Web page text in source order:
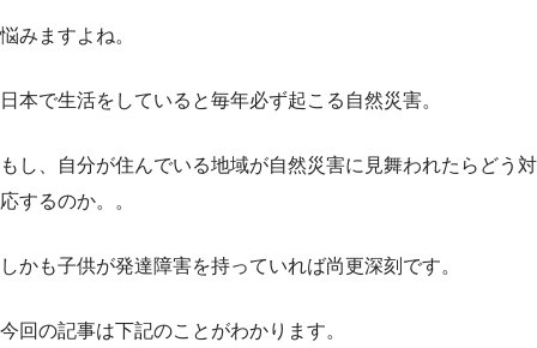
悩みますよね。
日本で生活をしていると毎年必ず起こる自然災害。
もし、自分が住んでいる地域が自然災害に見舞われたらどう対
応するのか。。
しかも子供が発達障害を持っていれば尚更深刻です。
今回の記事は下記のことがわかります。